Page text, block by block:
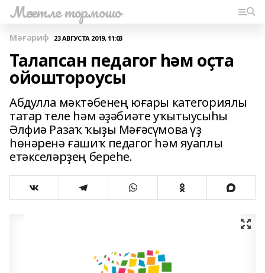
Мәсетле тормошо
Мәғариф 23 АВГУСТА 2019, 11:03
Талапсан педагог һәм оҫта
ойоштороусы
Абдулла мәктәбенең юғары категориялы
татар теле һәм әҙәбиәте уҡытыусыһы
Әлфиә Разаҡ ҡыҙы Мәғәсүмова үҙ
һөнәренә ғашиҡ педагог һәм яуаплы
етәкселәрҙең береһе.